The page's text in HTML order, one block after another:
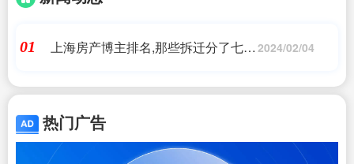
01
上海房产博主排名,那些拆迁分了七八 2024/02/04
热门广告